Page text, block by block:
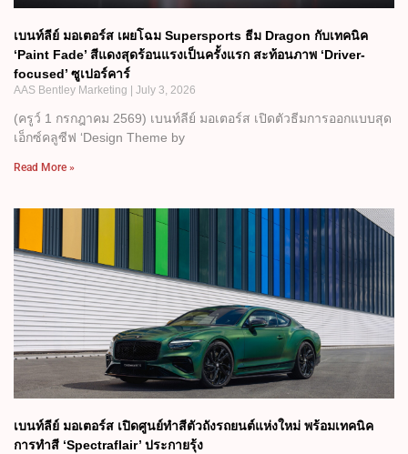
เบนท์ลีย์ มอเตอร์ส เผยโฉม Supersports ธีม Dragon กับเทคนิค
‘Paint Fade’ สีแดงสุดร้อนแรงเป็นครั้งแรก สะท้อนภาพ ‘Driver-
focused’ ซูเปอร์คาร์
AAS Bentley Marketing July 3, 2026
(ครูว์ 1 กรกฎาคม 2569) เบนท์ลีย์ มอเตอร์ส เปิดตัวธีมการออกแบบสุด
เอ็กซ์คลูซีฟ ‘Design Theme by
Read More »
เบนท์ลีย์ มอเตอร์ส เปิดศูนย์ทำสีตัวถังรถยนต์แห่งใหม่ พร้อมเทคนิค
การทำสี ‘Spectraflair’ ประกายรุ้ง